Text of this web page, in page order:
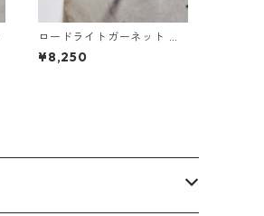
ロードライトガーネット ラ
ウンド3mm シルバープレー
ンリング 1.5mm幅 槌目 3号
¥8,250